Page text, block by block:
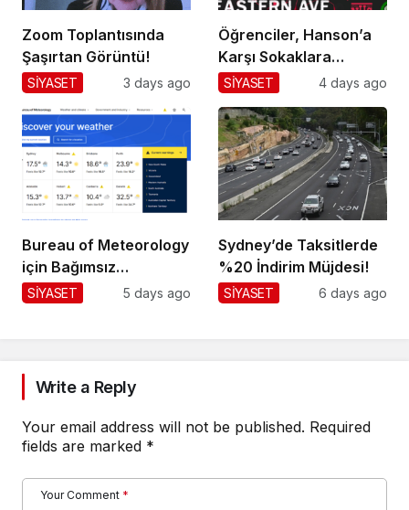
Zoom Toplantısında
Şaşırtan Görüntü!
SİYASET 3 days ago
Öğrenciler, Hanson’a
Karşı Sokaklara
Dökülüyor!
SİYASET 4 days ago
Bureau of Meteorology
için Bağımsız
Değerlendirme!
SİYASET 5 days ago
Sydney’de Taksitlerde
%20 İndirim Müjdesi!
SİYASET 6 days ago
Write a Reply
Your email address will not be published. Required
fields are marked *
Your Comment *